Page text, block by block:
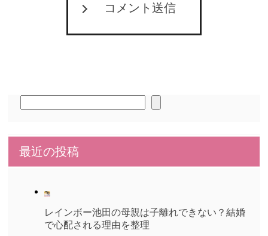
コメント送信
索
最近の投稿
レインボー池田の母親は子離れできない？結婚
で心配される理由を整理